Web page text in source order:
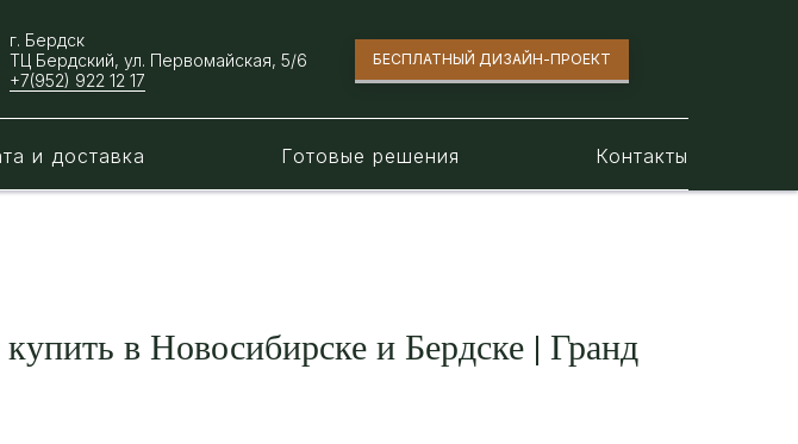
г. Бердск
ТЦ Бердский, ул. ​Первомайская, 5/6​
+7(952) 922 12 17
БЕСПЛАТНЫЙ ДИЗАЙН-ПРОЕКТ
и доставка Готовые решения Контакты
в Новосибирске и Бердске | Гранд